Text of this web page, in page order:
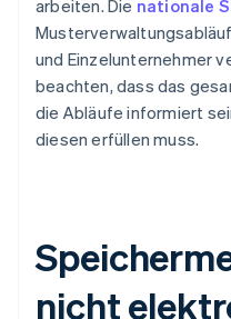
arbeiten. Die nationale
und Einzelunternehmer
beachten, dass das
die Abläufe informiert
diesen erfüllen muss.
nicht